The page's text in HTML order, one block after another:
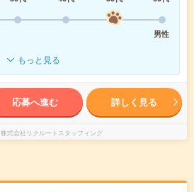
男性
もっと見る
応募へ進む 詳しく見る
株式会社リクルートスタッフィング